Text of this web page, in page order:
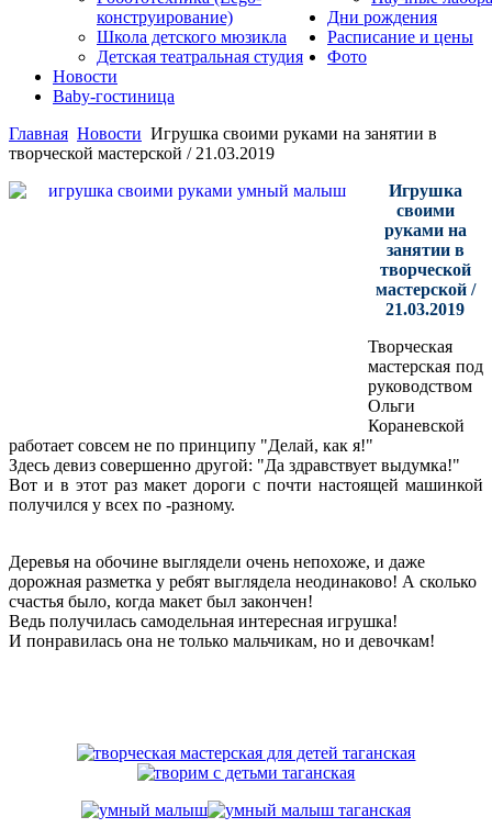
конструирование)
Школа детского мюзикла
Детская театральная студия
Дни рождения
Расписание и цены
Фото
Новости
Baby-гостиница
Главная Новости Игрушка своими руками на занятии в
творческой мастерской / 21.03.2019
Игрушка
своими
руками на
занятии в
творческой
мастерской /
21.03.2019
Творческая
мастерская под
руководством
Ольги
Кораневской
работает совсем не по принципу "Делай, как я!"
Здесь девиз совершенно другой: "Да здравствует выдумка!"
Вот и в этот раз макет дороги с почти настоящей машинкой
получился у всех по -разному.
Деревья на обочине выглядели очень непохоже, и даже
дорожная разметка у ребят выглядела неодинаково! А сколько
счастья было, когда макет был закончен!
Ведь получилась самодельная интересная игрушка!
И понравилась она не только мальчикам, но и девочкам!